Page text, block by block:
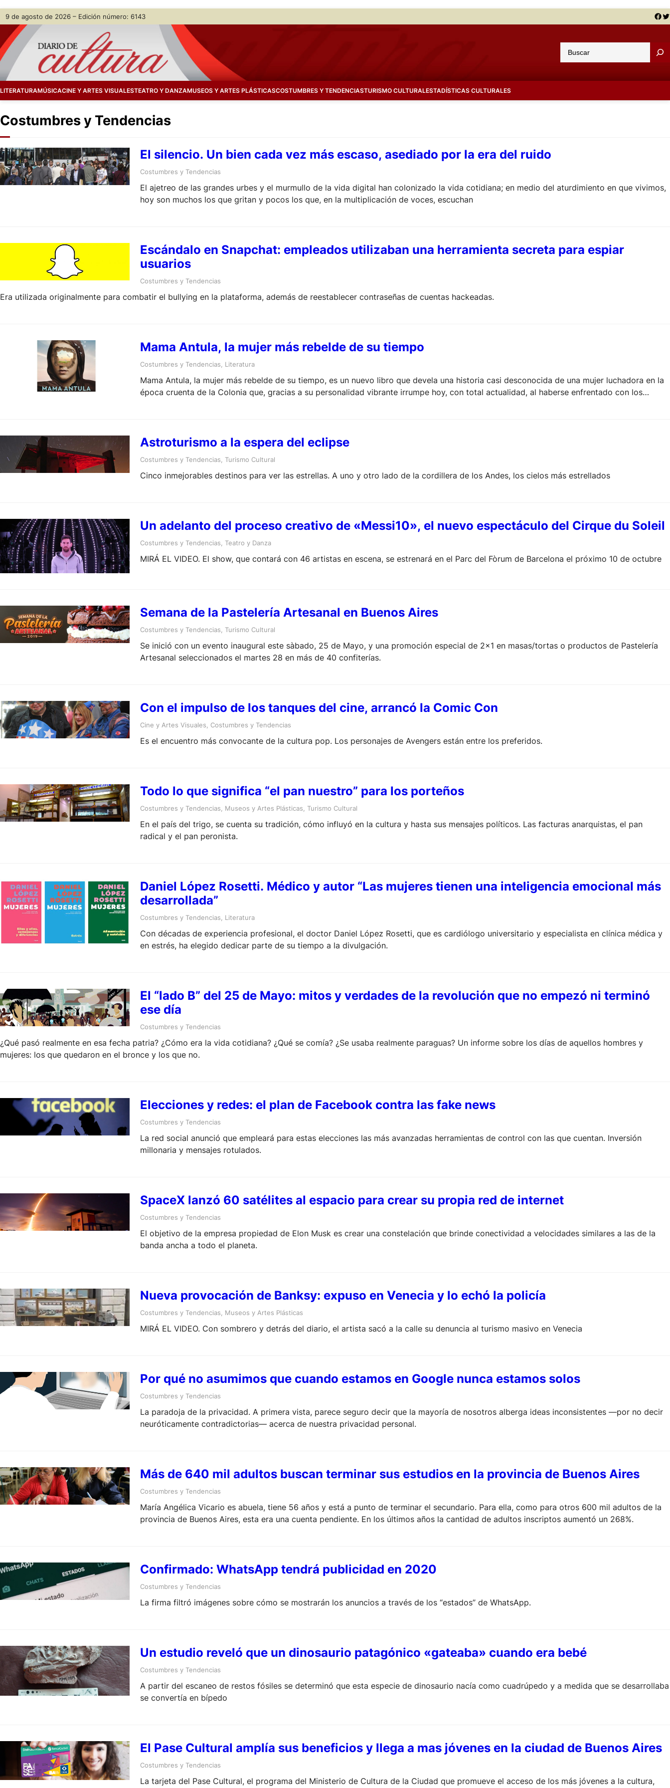
Skip
content
9 de agosto de 2026 – Edición número: 6143 Facebook Twitter
u
a
LITERATURAMÚSICACINE Y ARTES VISUALESTEATRO Y DANZAMUSEOS Y ARTES PLÁSTICASCOSTUMBRES Y TENDENCIASTURISMO CULTURALESTADÍSTICAS CULTURALES
Costumbres y Tendencias
El silencio. Un bien cada vez más escaso, asediado por la era del ruido
Costumbres y Tendencias
El ajetreo de las grandes urbes y el murmullo de la vida digital han colonizado la vida cotidiana; en medio del aturdimiento en que vivimos,
hoy son muchos los que gritan y pocos los que, en la multiplicación de voces, escuchan
Escándalo en Snapchat: empleados utilizaban una herramienta secreta para espiar
usuarios
Costumbres y Tendencias
Era utilizada originalmente para combatir el bullying en la plataforma, además de reestablecer contraseñas de cuentas hackeadas.
Mama Antula, la mujer más rebelde de su tiempo
Costumbres y Tendencias Literatura
Mama Antula, la mujer más rebelde de su tiempo, es un nuevo libro que devela una historia casi desconocida de una mujer luchadora en la
época cruenta de la Colonia que, gracias a su personalidad vibrante irrumpe hoy, con total actualidad, al haberse enfrentado con los
Astroturismo a la espera del eclipse
Costumbres y Tendencias Turismo Cultural
Cinco inmejorables destinos para ver las estrellas. A uno y otro lado de la cordillera de los Andes, los cielos más estrellados
Un adelanto del proceso creativo de «Messi10», el nuevo espectáculo del Cirque du Soleil
Costumbres y Tendencias Teatro y Danza
MIRÁ EL VIDEO. El show, que contará con 46 artistas en escena, se estrenará en el Parc del Fòrum de Barcelona el próximo 10 de octubre
Semana de la Pastelería Artesanal en Buenos Aires
Costumbres y Tendencias Turismo Cultural
Se inició con un evento inaugural este sàbado, 25 de Mayo, y una promoción especial de 2×1 en masas/tortas o productos de Pastelería
Artesanal seleccionados el martes 28 en más de 40 confiterías.
Con el impulso de los tanques del cine, arrancó la Comic Con
Cine y Artes Visuales Costumbres y Tendencias
Es el encuentro más convocante de la cultura pop. Los personajes de Avengers están entre los preferidos.
Todo lo que significa “el pan nuestro” para los porteños
Costumbres y Tendencias Museos y Artes Plásticas Turismo Cultural
En el país del trigo, se cuenta su tradición, cómo influyó en la cultura y hasta sus mensajes políticos. Las facturas anarquistas, el pan
radical y el pan peronista.
Daniel López Rosetti. Médico y autor “Las mujeres tienen una inteligencia emocional más
desarrollada”
Costumbres y Tendencias Literatura
Con décadas de experiencia profesional, el doctor Daniel López Rosetti, que es cardiólogo universitario y especialista en clínica médica y
en estrés, ha elegido dedicar parte de su tiempo a la divulgación.
El “lado B” del 25 de Mayo: mitos y verdades de la revolución que no empezó ni terminó
ese día
Costumbres y Tendencias
¿Qué pasó realmente en esa fecha patria? ¿Cómo era la vida cotidiana? ¿Qué se comía? ¿Se usaba realmente paraguas? Un informe sobre los días de aquellos hombres y
mujeres: los que quedaron en el bronce y los que no.
Elecciones y redes: el plan de Facebook contra las fake news
Costumbres y Tendencias
La red social anunció que empleará para estas elecciones las más avanzadas herramientas de control con las que cuentan. Inversión
millonaria y mensajes rotulados.
SpaceX lanzó 60 satélites al espacio para crear su propia red de internet
Costumbres y Tendencias
El objetivo de la empresa propiedad de Elon Musk es crear una constelación que brinde conectividad a velocidades similares a las de la
banda ancha a todo el planeta.
Nueva provocación de Banksy: expuso en Venecia y lo echó la policía
Costumbres y Tendencias Museos y Artes Plásticas
MIRÁ EL VIDEO. Con sombrero y detrás del diario, el artista sacó a la calle su denuncia al turismo masivo en Venecia
Por qué no asumimos que cuando estamos en Google nunca estamos solos
Costumbres y Tendencias
La paradoja de la privacidad. A primera vista, parece seguro decir que la mayoría de nosotros alberga ideas inconsistentes —por no decir
neuróticamente contradictorias— acerca de nuestra privacidad personal.
Más de 640 mil adultos buscan terminar sus estudios en la provincia de Buenos Aires
Costumbres y Tendencias
María Angélica Vicario es abuela, tiene 56 años y está a punto de terminar el secundario. Para ella, como para otros 600 mil adultos de la
provincia de Buenos Aires, esta era una cuenta pendiente. En los últimos años la cantidad de adultos inscriptos aumentó un 268%.
Confirmado: WhatsApp tendrá publicidad en 2020
Costumbres y Tendencias
La firma filtró imágenes sobre cómo se mostrarán los anuncios a través de los “estados” de WhatsApp.
Un estudio reveló que un dinosaurio patagónico «gateaba» cuando era bebé
Costumbres y Tendencias
A partir del escaneo de restos fósiles se determinó que esta especie de dinosaurio nacía como cuadrúpedo y a medida que se desarrollaba
se convertía en bípedo
El Pase Cultural amplía sus beneficios y llega a mas jóvenes en la ciudad de Buenos Aires
Costumbres y Tendencias
La tarjeta del Pase Cultural, el programa del Ministerio de Cultura de la Ciudad que promueve el acceso de los más jóvenes a la cultura,